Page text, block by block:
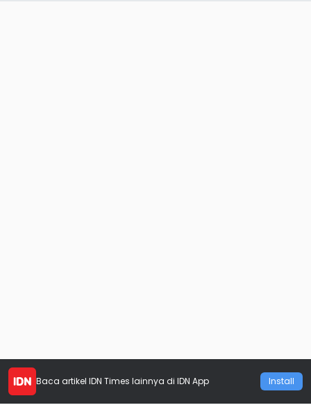
Baca artikel IDN Times lainnya di IDN App Install